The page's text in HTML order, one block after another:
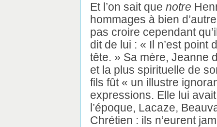
Et l’on sait que notre
hommages à bien
pas croire cependant
dit de lui : « Il n’est
tête. » Sa mère, Jeanne
et la plus spirituelle de
fils fût « un illustre
expressions. Elle lui
l’époque, Lacaze,
Chrétien : ils n’eurent